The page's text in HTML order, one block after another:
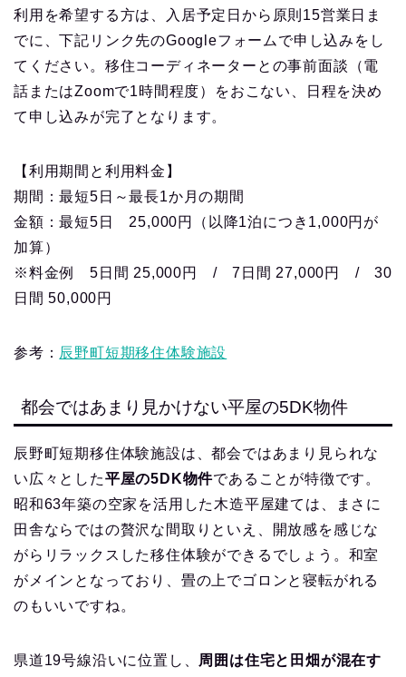
利用を希望する方は、入居予定日から原則15営業日ま
でに、下記リンク先のGoogleフォームで申し込みをし
てください。移住コーディネーターとの事前面談（電
話またはZoomで1時間程度）をおこない、日程を決め
て申し込みが完了となります。
【利用期間と利用料金】
期間：最短5日～最長1か月の期間
金額：最短5日 25,000円（以降1泊につき1,000円が
加算）
※料金例 5日間 25,000円 / 7日間 27,000円 / 30
日間 50,000円
参考： 辰野町短期移住体験施設
都会ではあまり見かけない平屋の5DK物件
辰野町短期移住体験施設は、都会ではあまり見られな
い広々とした平屋の5DK物件であることが特徴です。
昭和63年築の空家を活用した木造平屋建ては、まさに
田舎ならではの贅沢な間取りといえ、開放感を感じな
がらリラックスした移住体験ができるでしょう。和室
がメインとなっており、畳の上でゴロンと寝転がれる
のもいいですね。
県道19号線沿いに位置し、 周囲は住宅と田畑が混在す